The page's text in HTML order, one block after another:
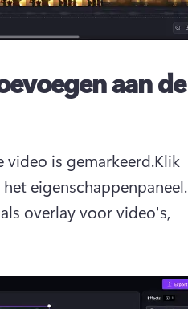
aan de
is gemarkeerd.Klik
het eigenschappenpaneel.
overlay voor video's,